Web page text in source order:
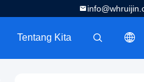
Tentang Kita